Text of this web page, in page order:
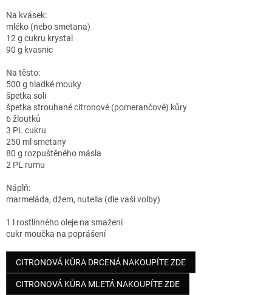
Na kvásek:
mléko (nebo smetana)
12 g cukru krystal
90 g kvasnic
Na těsto:
500 g hladké mouky
špetka soli
špetka strouhané citronové (pomerančové) kůry
6 žloutků
3 PL cukru
250 ml smetany
80 g rozpuštěného másla
2 PL rumu
Náplň:
marmeláda, džem, nutella (dle vaší volby)
1 l rostlinného oleje na smažení
cukr moučka na poprášení
CITRONOVÁ KŮRA DRCENÁ NAKOUPÍTE ZDE
CITRONOVÁ KŮRA MLETÁ NAKOUPÍTE ZDE